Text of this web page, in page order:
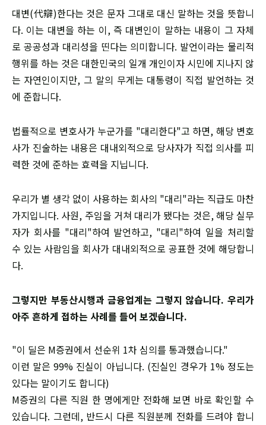
​대변(代辯)한다는 것은 문자 그대로 대신 말하는 것을 뜻합니
다. 이는 대변을 하는 이, 즉 대변인이 말하는 내용이 그 자체
로 공공성과 대리성을 띤다는 의미합니다. 발언이라는 물리적
행위를 하는 것은 대한민국의 일개 개인이자 시민에 지나지 않
는 자연인이지만, 그 말의 무게는 대통령이 직접 발언하는 것
에 준합니다.
​법률적으로 변호사가 누군가를 "대리한다"고 하면, 해당 변호
사가 진술하는 내용은 대내외적으로 당사자가 직접 의사를 피
력한 것에 준하는 효력을 지닙니다.
​우리가 별 생각 없이 사용하는 회사의 "대리"라는 직급도 마찬
가지입니다. 사원, 주임을 거쳐 대리가 됐다는 것은, 해당 실무
자가 회사를 "대리"하여 발언하고, "대리"하여 일을 처리할
수 있는 사람임을 회사가 대내외적으로 공표한 것에 해당합니
다.
​그렇지만 부동산시행과 금융업계는 그렇지 않습니다. 우리가
아주 흔하게 접하는 사례를 들어 보겠습니다.
"이 딜은 M증권에서 선순위 1차 심의를 통과했습니다."
​이런 말은 99% 진실이 아닙니다. (진실인 경우가 1% 정도는
있다는 말이기도 합니다)
​M증권의 다른 직원 한 명에게만 전화해 보면 바로 확인할 수
있습니다. 그런데, 반드시 다른 직원분께 전화를 드려야 합니